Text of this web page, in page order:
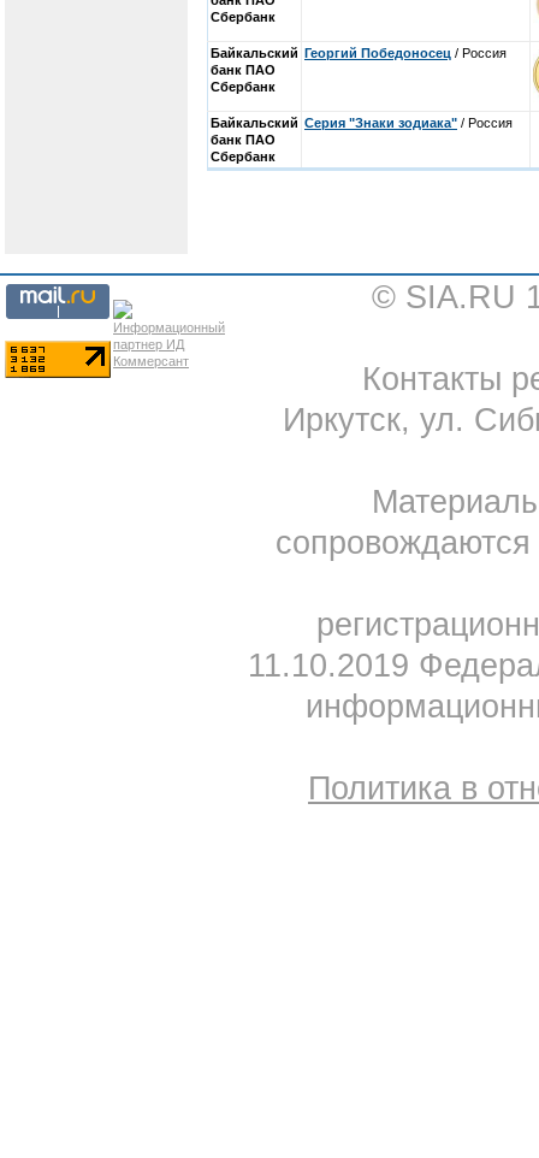
Сбербанк
Байкальский
банк ПАО
Сбербанк
Георгий Победоносец / Россия
Байкальский
банк ПАО
Сбербанк
Серия "Знаки зодиака" / Россия
© SIA.RU
Контакты
Иркутск, ул.
11.10.2019
Политика в